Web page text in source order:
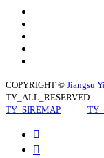
COPYRIGHT © Jiangsu
TY_ALL_RESERVED
TY_SIREMAP |

